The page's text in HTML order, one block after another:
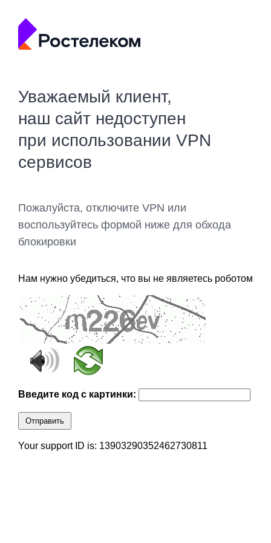
Уважаемый клиент,
наш сайт недоступен
при использовании VPN
сервисов
Пожалуйста, отключите VPN или
воспользуйтесь формой ниже для обхода
блокировки
Нам нужно убедиться, что вы не являетесь роботом
Введите код с картинки:
Отправить
Your support ID is: 13903290352462730811